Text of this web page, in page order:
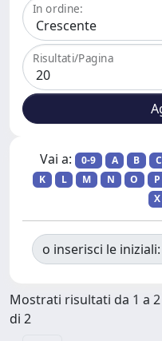
In ordine:
Risultati/Pagina
Vai a: 0-9 A B C
K
L M N O P
X
o inserisci le iniziali:
Mostrati risultati da 1 a 2
di 2